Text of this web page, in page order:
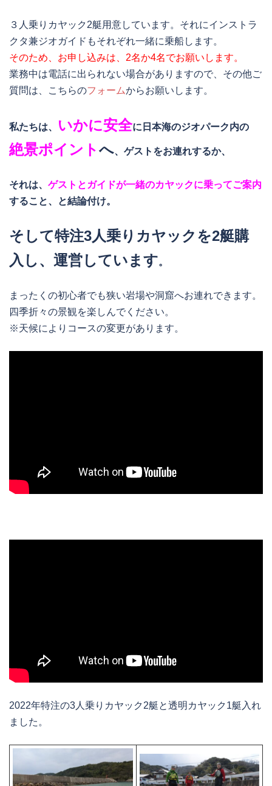
３人乗りカヤック2艇用意しています。それにインストラ
クタ兼ジオガイドもそれぞれ一緒に乗船します。
そのため、お申し込みは、2名か4名でお願いします。
業務中は電話に出られない場合がありますので、その他ご
質問は、こちらのフォームからお願いします。
私たちは、 いかに安全に日本海のジオパーク内の
絶景ポイントへ、ゲストをお連れするか、
それは、 ゲストとガイドが一緒のカヤックに乗ってご案内
すること、と結論付け。
そして特注3人乗りカヤックを2艇購
入し、運営しています。
まったくの初心者でも狭い岩場や洞窟へお連れできます。
四季折々の景観を楽しんでください。
※天候によりコースの変更があります。
2022年特注の3人乗りカヤック2艇と透明カヤック1艇入れ
ました。